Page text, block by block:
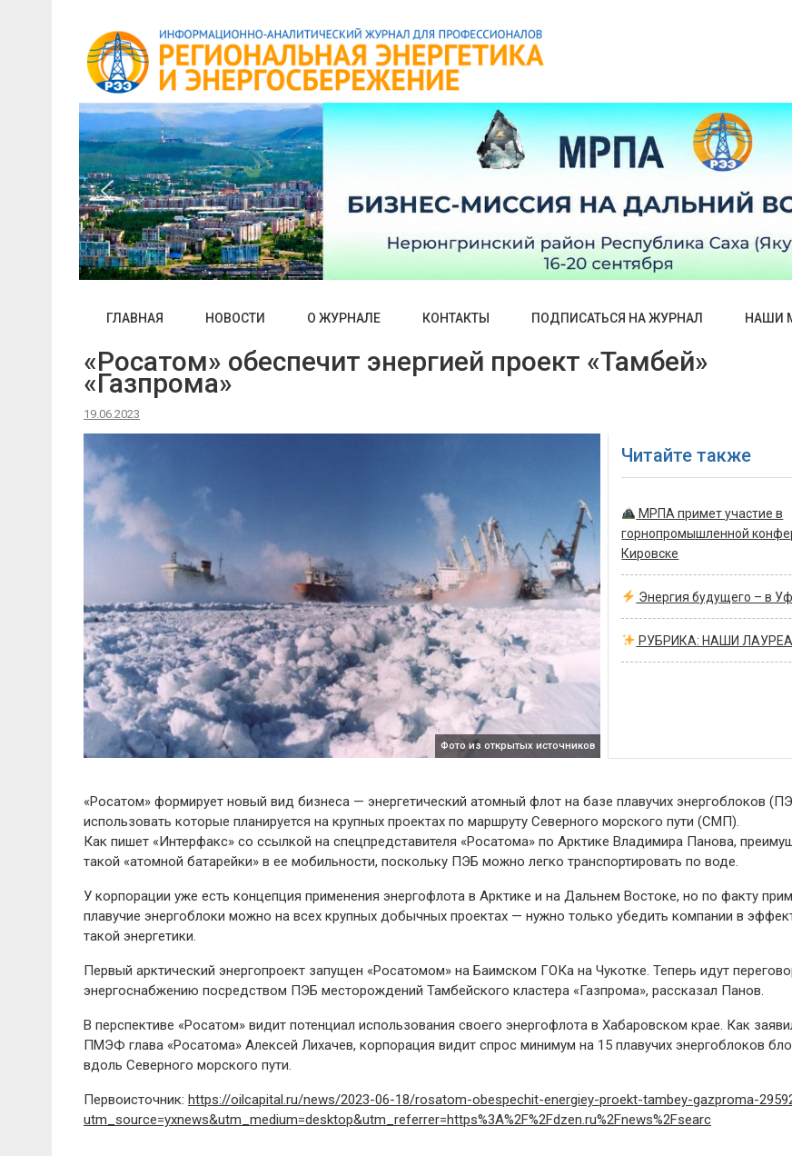
ГЛАВНАЯ НОВОСТИ О ЖУРНАЛЕ КОНТАКТЫ ПОДПИСАТЬСЯ НА ЖУРНАЛ НАШИ
«Росатом» обеспечит энергией проект «Тамбей»
«Газпрома»
19.06.2023
Фото из открытых источников
Читайте также
МРПА примет участие в
горнопромышленной
Кировске
Энергия будущего – в
РУБРИКА: НАШИ
«Росатом» формирует новый вид бизнеса — энергетический атомный флот на базе плавучих энергоблоков
использовать которые планируется на крупных проектах по маршруту Северного морского пути (СМП).
Как пишет «Интерфакс» со ссылкой на спецпредставителя «Росатома» по Арктике Владимира Панова,
такой «атомной батарейки» в ее мобильности, поскольку ПЭБ можно легко транспортировать по воде.
У корпорации уже есть концепция применения энергофлота в Арктике и на Дальнем Востоке, но по факту
плавучие энергоблоки можно на всех крупных добычных проектах — нужно только убедить компании в
такой энергетики.
Первый арктический энергопроект запущен «Росатомом» на Баимском ГОКа на Чукотке. Теперь идут
энергоснабжению посредством ПЭБ месторождений Тамбейского кластера «Газпрома», рассказал Панов.
В перспективе «Росатом» видит потенциал использования своего энергофлота в Хабаровском крае. Как
ПМЭФ глава «Росатома» Алексей Лихачев, корпорация видит спрос минимум на 15 плавучих энергоблоков
вдоль Северного морского пути.
Первоисточник: https://oilcapital.ru/news/2023-06-18/rosatom-obespechit-energiey-proekt-tambey-gazproma-
utm_source=yxnews&utm_medium=desktop&utm_referrer=https%3A%2F%2Fdzen.ru%2Fnews%2Fsearc